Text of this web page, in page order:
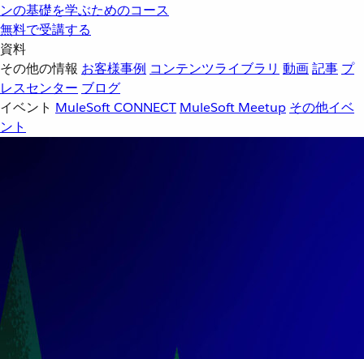
ンの基礎を学ぶためのコース
無料で受講する
資料
その他の情報 お客様事例 コンテンツライブラリ 動画記事 プ
レスセンター ブログ
イベント MuleSoft CONNECT MuleSoft Meetup その他イベ
ント